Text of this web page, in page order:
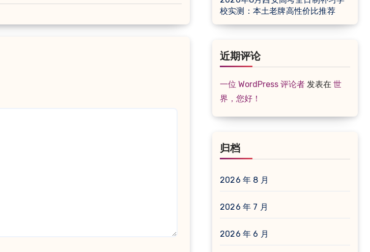
校实测：本土老牌高性价比推荐
近期评论
一位 WordPress 评论者 发表在 世
界，您好！
归档
2026 年 8 月
2026 年 7 月
2026 年 6 月